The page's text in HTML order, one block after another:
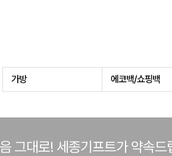
가방 에코백/쇼핑백
그대로! 세종기프트가 약속드